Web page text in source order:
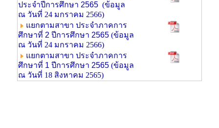
ประจำปีการศึกษา 2565 (ข้อมูล
ณ วันที่ 24 มกราคม 2566)
แยกตามสาขา ประจำภาคการ
ศึกษาที่ 2 ปีการศึกษา 2565 (ข้อมูล
ณ วันที่ 24 มกราคม 2566)
แยกตามสาขา ประจำภาคการ
ศึกษาที่ 1 ปีการศึกษา 2565 (ข้อมูล
ณ วันที่ 18 สิงหาคม 2565)